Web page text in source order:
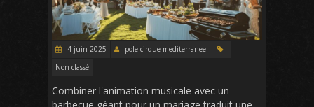
4 juin 2025
pole-cirque-mediterranee
Non classé
Combiner l'animation musicale avec un